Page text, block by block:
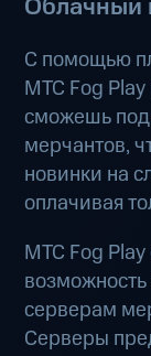
Облачный
С помощью
МТС Fog Play
сможешь
мерчантов,
новинки на
оплачивая
МТС Fog Play
серверам
Серверы